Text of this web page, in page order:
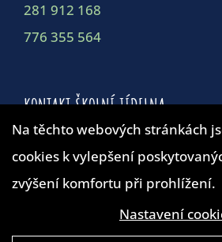
281 912 168
776 355 564
KONTAKT ŠKOLNÍ JÍDELNA
Školní jídelna
duskova@zsgenjanouska.cz
Na těchto webových stránkách
cookies k vylepšení
zvýšení komfortu při prohlížení.
Nastavení